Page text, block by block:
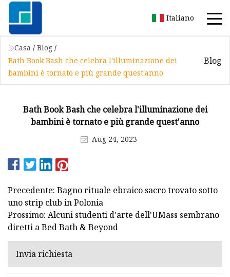
Italiano
Casa / Blog /
Bath Book Bash che celebra l'illuminazione dei
bambini è tornato e più grande quest'anno
Blog
Bath Book Bash che celebra l'illuminazione dei
bambini è tornato e più grande quest'anno
Aug 24, 2023
Precedente: Bagno rituale ebraico sacro trovato sotto
uno strip club in Polonia
Prossimo: Alcuni studenti d'arte dell'UMass sembrano
diretti a Bed Bath & Beyond
Invia richiesta